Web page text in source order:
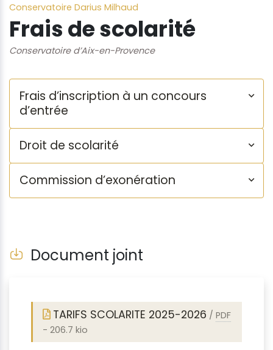
Conservatoire Darius Milhaud
Frais de scolarité
Conservatoire d’Aix-en-Provence
Frais d’inscription à un concours
d’entrée
Droit de scolarité
Commission d’exonération
Document joint
TARIFS SCOLARITE 2025-2026 / PDF
- 206.7 kio